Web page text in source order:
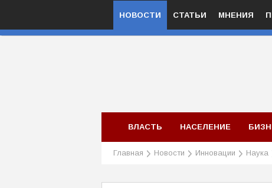
НОВОСТИ СТАТЬИ МНЕНИЯ
ВЛАСТЬ НАСЕЛЕНИЕ
Главная Новости Инновации Наука